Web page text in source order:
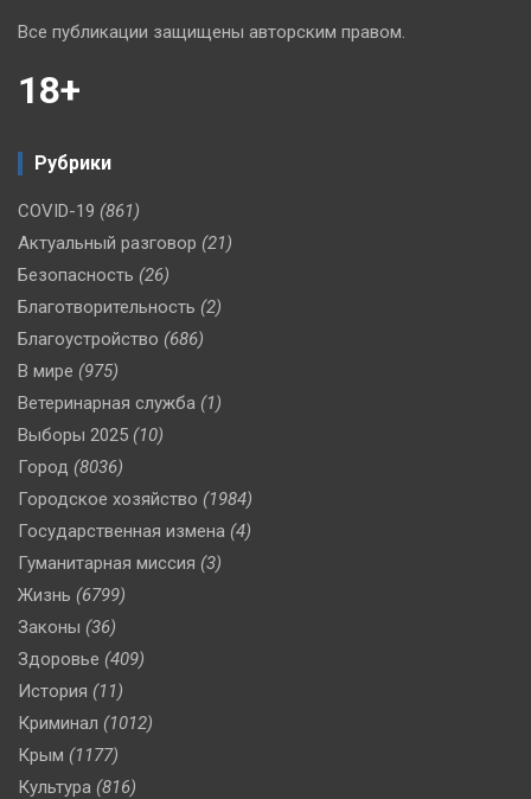
Все публикации защищены авторским правом.
18+
Рубрики
COVID-19 (861)
Актуальный разговор (21)
Безопасность (26)
Благотворительность (2)
Благоустройство (686)
В мире (975)
Ветеринарная служба (1)
Выборы 2025 (10)
Город (8036)
Городское хозяйство (1984)
Государственная измена (4)
Гуманитарная миссия (3)
Жизнь (6799)
Законы (36)
Здоровье (409)
История (11)
Криминал (1012)
Крым (1177)
Культура (816)